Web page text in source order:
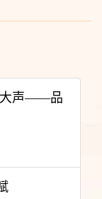
大声——品